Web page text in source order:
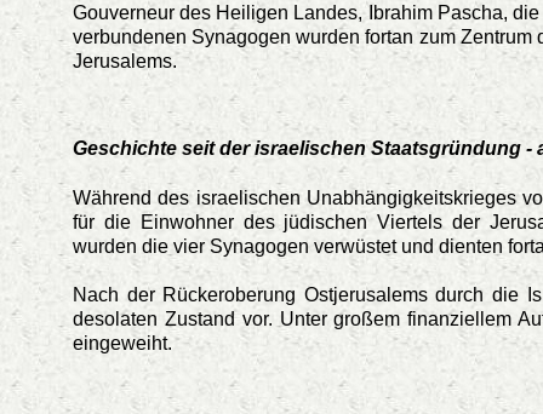
Gouverneur des Heiligen Landes, Ibrahim Pascha,
verbundenen Synagogen wurden fortan zum
Jerusalems.
Geschichte seit der israelischen Staatsgründung -
Während des israelischen Unabhängigkeitskrieges
für die Einwohner des jüdischen Viertels der
wurden die vier Synagogen verwüstet und dienten
Nach der Rückeroberung Ostjerusalems durch die
desolaten Zustand vor. Unter großem finanziellem
eingeweiht.